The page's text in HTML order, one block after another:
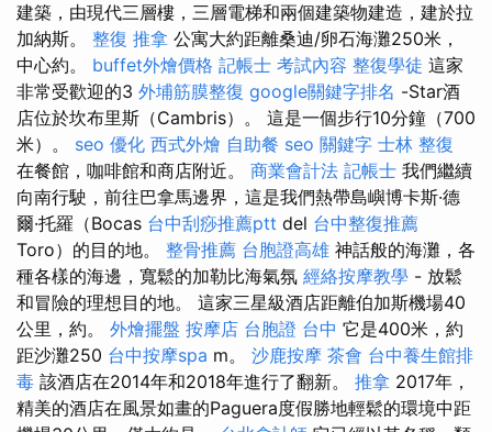
建築，由現代三層樓，三層電梯和兩個建築物建造，建於拉
加納斯。 整復 推拿 公寓大約距離桑迪/卵石海灘250米，
中心約。 buffet外燴價格 記帳士 考試內容 整復學徒 這家
非常受歡迎的3 外埔筋膜整復 google關鍵字排名 -Star酒
店位於坎布里斯（Cambris）。 這是一個步行10分鐘（700
米）。 seo 優化 西式外燴 自助餐 seo 關鍵字 士林 整復
在餐館，咖啡館和商店附近。 商業會計法 記帳士 我們繼續
向南行駛，前往巴拿馬邊界，這是我們熱帶島嶼博卡斯·德
爾·托羅（Bocas 台中刮痧推薦ptt del 台中整復推薦
Toro）的目的地。 整骨推薦 台胞證高雄 神話般的海灘，各
種各樣的海邊，寬鬆的加勒比海氣氛 經絡按摩教學 - 放鬆
和冒險的理想目的地。 這家三星級酒店距離伯加斯機場40
公里，約。 外燴擺盤 按摩店 台胞證 台中 它是400米，約
距沙灘250 台中按摩spa m。 沙鹿按摩 茶會 台中養生館排
毒 該酒店在2014年和2018年進行了翻新。 推拿 2017年，
精美的酒店在風景如畫的Paguera度假勝地輕鬆的環境中距